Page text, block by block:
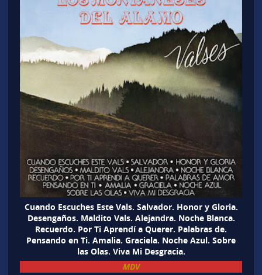
Cuando Escuches Este Vals. Salvador. Honor y Gloria.
Desengaños. Maldito Vals. Alejandra. Noche Blanca.
Recuerdo. Por Ti Aprendí a Querer. Palabras de.
Pensando en Ti. Amalia. Graciela. Noche Azul. Sobre
las Olas. Viva Mi Desgracia.
MDV